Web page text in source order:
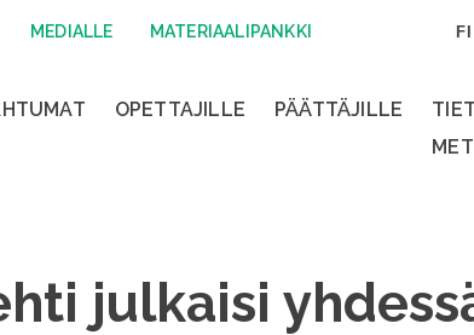
MEDIALLE MATERIAALIPANKKI
OPETTAJILLE PÄÄTTÄJILLE
julkaisi